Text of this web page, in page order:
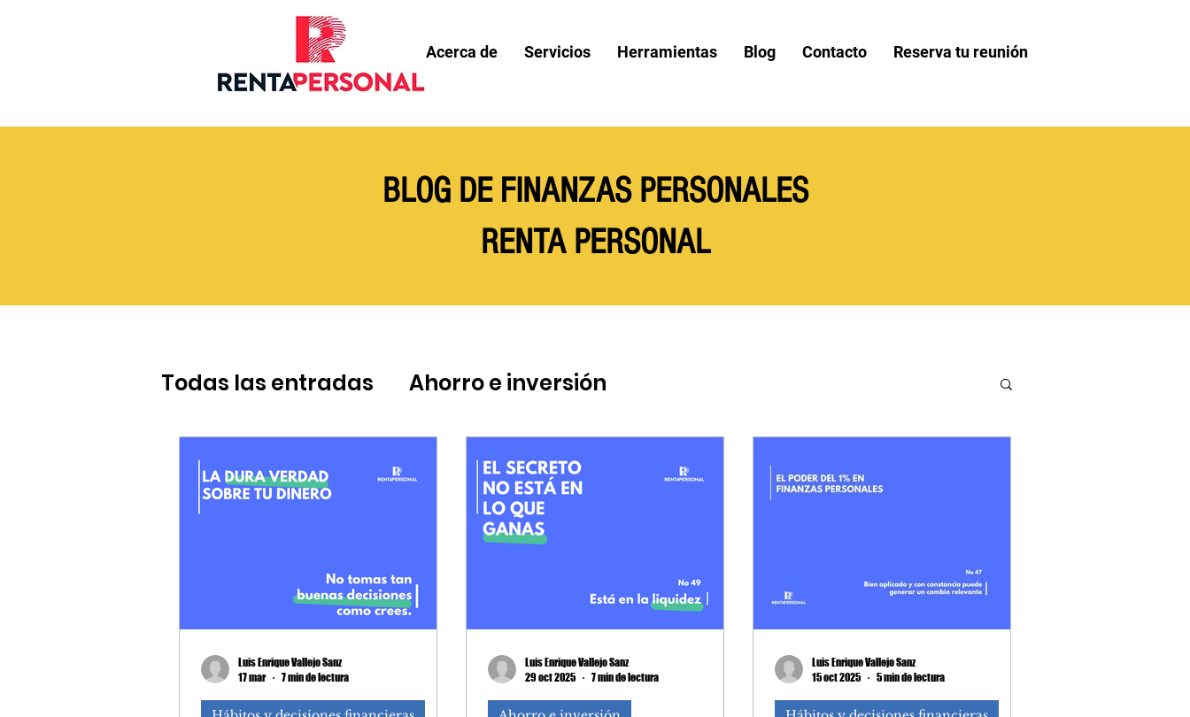
Acerca de Servicios Herramientas Blog Contacto Reserva tu reunión
BLOG DE FINANZAS PERSONALES
RENTA PERSONAL
Todas las entradas Ahorro e inversión
Hábitos y decisiones financieras
Salir de deudas Comprar vivienda
Luis Enrique Vallejo Sanz
17 mar
7 min de lectura
Luis Enrique Vallejo Sanz
29 oct 2025
7 min de lectura
Luis Enrique Vallejo Sanz
15 oct 2025
5 min de lectura